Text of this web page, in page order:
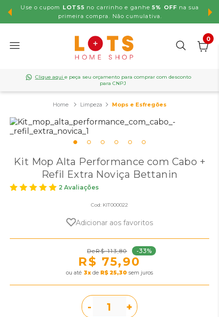
OFF
na sua
Parcelamento em até
0
Clique aqui e peça seu orçamento para comprar com desconto
para CNPJ
Limpeza Mops e Esfregões
Kit Mop Alta Performance com Cabo +
Refil Extra Noviça Bettanin
2 Avaliações
Cod: KIT000022
Adicionar aos favoritos
R$ 113,80 -33%
R$ 75,90
ou 3x de R$ 25,30 sem juros
- +